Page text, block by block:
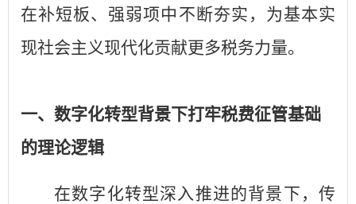
在补短板、强弱项中不断夯实，为基本实
现社会主义现代化贡献更多税务力量。
一、数字化转型背景下打牢税费征管基础
的理论逻辑
在数字化转型深入推进的背景下，传